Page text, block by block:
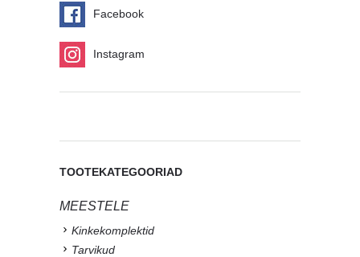
Facebook
Instagram
TOOTEKATEGOORIAD
MEESTELE
Kinkekomplektid
Tarvikud